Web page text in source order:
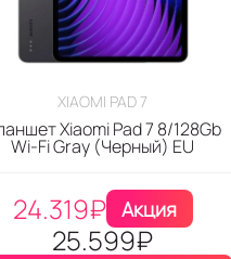
XIAOMI PAD 7
Xiaomi Pad 7 8/128Gb
Wi-Fi Gray (Черный) EU
24.319₽ Акция
25.599₽